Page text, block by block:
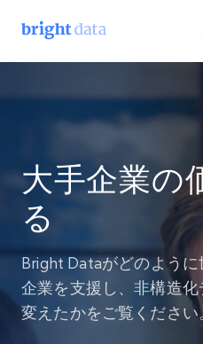
大手企業の
る
Bright Dataがどのよう
企業を支援し、非構造
変えたかをご覧ください